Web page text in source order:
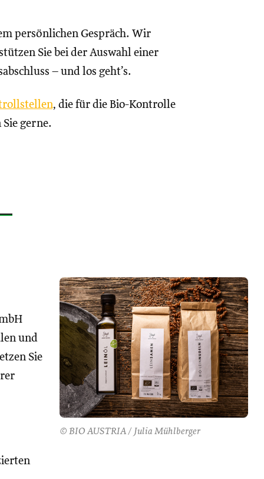
persönlichen Gespräch. Wir
Sie bei der Auswahl einer
– und los geht’s.
, die für die Bio-Kontrolle
gerne.
© BIO AUSTRIA / Julia Mühlberger
und
Sie